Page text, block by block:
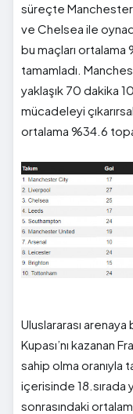
süreçte
ve Chelsea ile
bu maçları ortalama
tamamladı.
yaklaşık 70 dakika
mücadeleyi
ortalama %34.6
Uluslararası arenaya
Kupası’nı kazanan
sahip olma oranıyla
içerisinde 18.sırada
sonrasındaki